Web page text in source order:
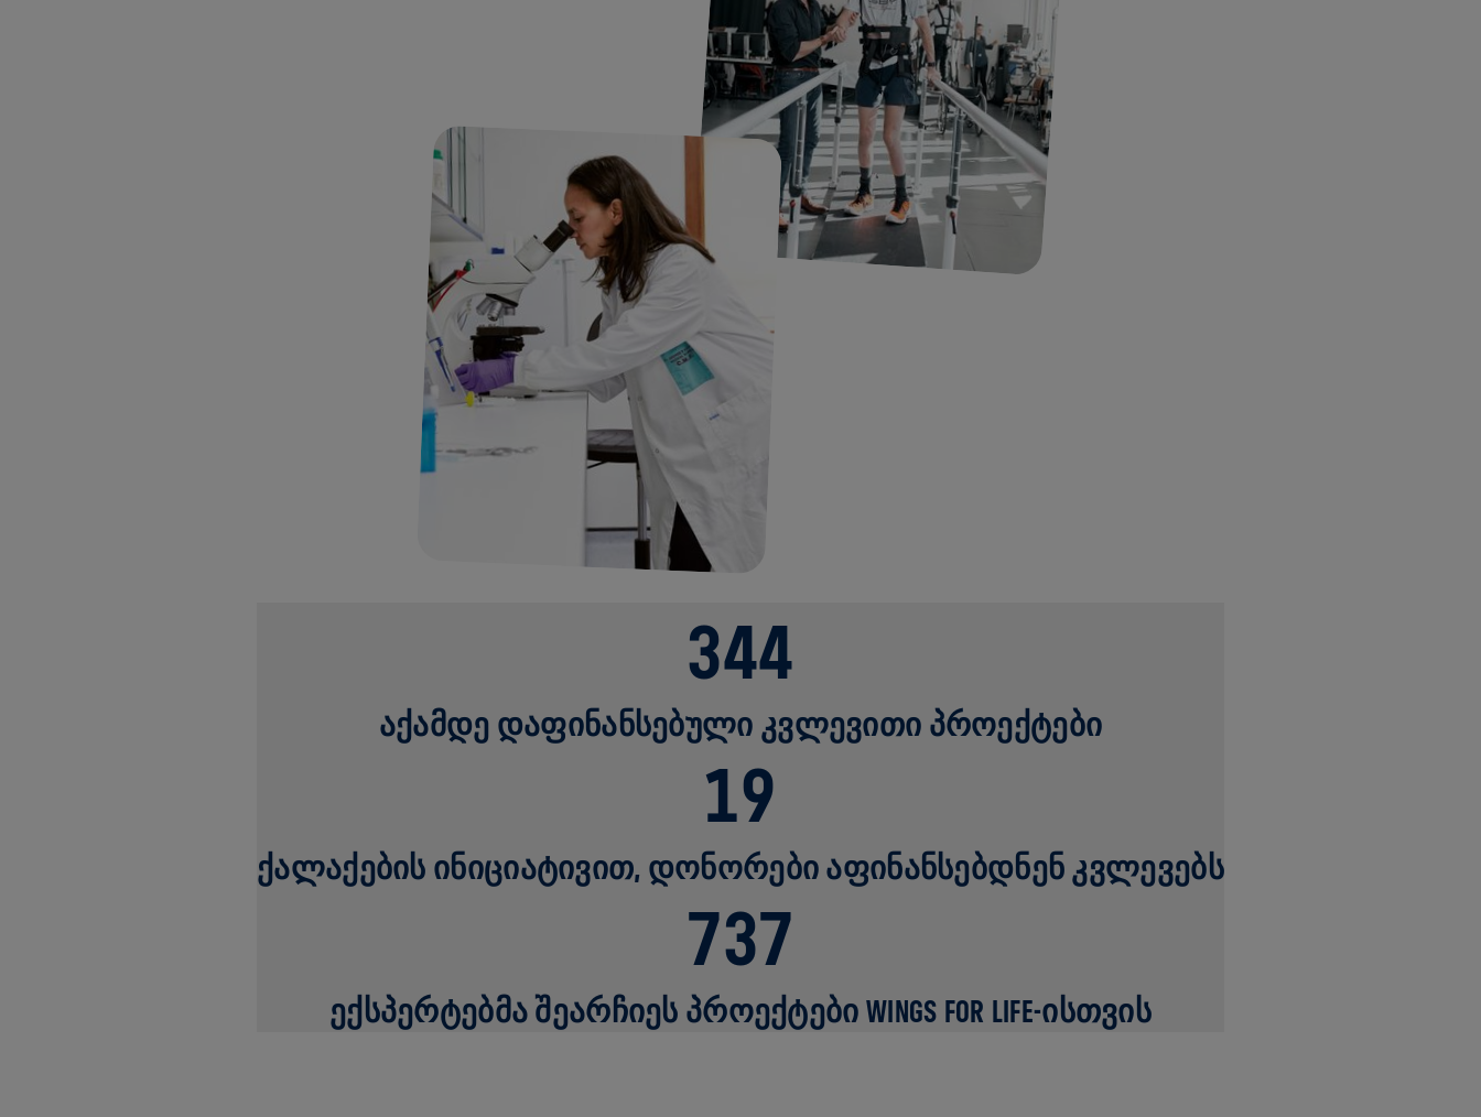
344
ᲐᲥᲐᲛᲓᲔ ᲓᲐᲤᲘᲜᲐᲜᲡᲔᲑᲣᲚᲘ ᲙᲕᲚᲔᲕᲘᲗᲘ ᲞᲠᲝᲔᲥᲢᲔᲑᲘ
19
ᲥᲐᲚᲐᲥᲔᲑᲘᲡ ᲘᲜᲘᲪᲘᲐᲢᲘᲕᲘᲗ, ᲓᲝᲜᲝᲠᲔᲑᲘ ᲐᲤᲘᲜᲐᲜᲡᲔᲑᲓᲜᲔᲜ ᲙᲕᲚᲔᲕᲔᲑᲡ
737
ᲔᲥᲡᲞᲔᲠᲢᲔᲑᲛᲐ ᲨᲔᲐᲠᲩᲘᲔᲡ ᲞᲠᲝᲔᲥᲢᲔᲑᲘ WINGS FOR LIFE-ᲘᲡᲗᲕᲘᲡ